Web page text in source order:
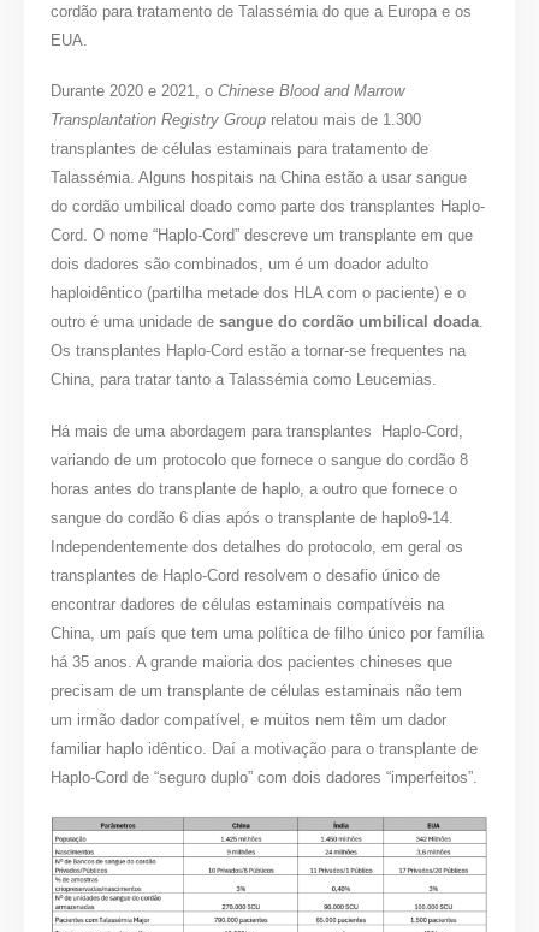
cordão para tratamento de Talassémia do que a Europa e os
EUA.
Durante 2020 e 2021, oChinese Blood and Marrow
Transplantation Registry Group relatou mais de 1.300
transplantes de células estaminais para tratamento de
Talassémia. Alguns hospitais na China estão a usar sangue
do cordão umbilical doado como parte dos transplantes Haplo-
Cord. O nome “Haplo-Cord” descreve um transplante em que
dois dadores são combinados, um é um doador adulto
haploidêntico (partilha metade dos HLA com o paciente) e o
outro é uma unidade desangue do cordão umbilical doada.
Os transplantes Haplo-Cord estão a tornar-se frequentes na
China, para tratar tanto a Talassémia como Leucemias.
Há mais de uma abordagem para transplantes Haplo-Cord,
variando de um protocolo que fornece o sangue do cordão 8
horas antes do transplante de haplo, a outro que fornece o
sangue do cordão 6 dias após o transplante de haplo9-14.
Independentemente dos detalhes do protocolo, em geral os
transplantes de Haplo-Cord resolvem o desafio único de
encontrar dadores de células estaminais compatíveis na
China, um país que tem uma política de filho único por família
há 35 anos. A grande maioria dos pacientes chineses que
precisam de um transplante de células estaminais não tem
um irmão dador compatível, e muitos nem têm um dador
familiar haplo idêntico. Daí a motivação para o transplante de
Haplo-Cord de “seguro duplo” com dois dadores “imperfeitos”.